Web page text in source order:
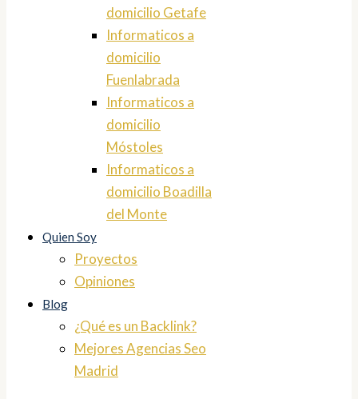
domicilio Getafe
Informaticos a
domicilio
Fuenlabrada
Informaticos a
domicilio
Móstoles
Informaticos a
domicilio Boadilla
del Monte
Quien Soy
Proyectos
Opiniones
Blog
¿Qué es un Backlink?
Mejores Agencias Seo
Madrid